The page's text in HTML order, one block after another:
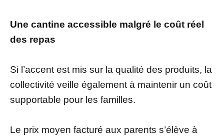
Une cantine accessible malgré le coût réel
des repas
Si l’accent est mis sur la qualité des produits, la
collectivité veille également à maintenir un coût
supportable pour les familles.
Le prix moyen facturé aux parents s’élève à